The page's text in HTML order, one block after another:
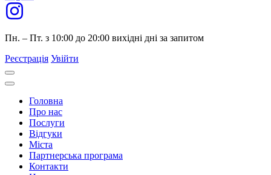
Пн. – Пт. з 10:00 до 20:00 вихідні дні за запитом
Реєстрація Увійти
Головна
Про нас
Послуги
Відгуки
Міста
Партнерська програма
Контакти